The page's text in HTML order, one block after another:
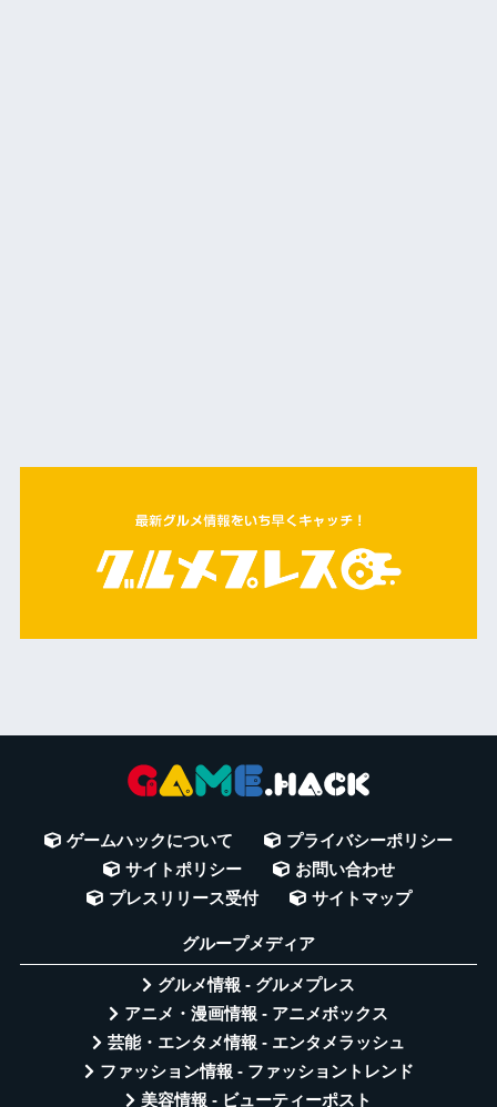
ゲームハックについて
プライバシーポリシー
サイトポリシー
お問い合わせ
プレスリリース受付
サイトマップ
グループメディア
グルメ情報 - グルメプレス
アニメ・漫画情報 - アニメボックス
芸能・エンタメ情報 - エンタメラッシュ
ファッション情報 - ファッショントレンド
美容情報 - ビューティーポスト